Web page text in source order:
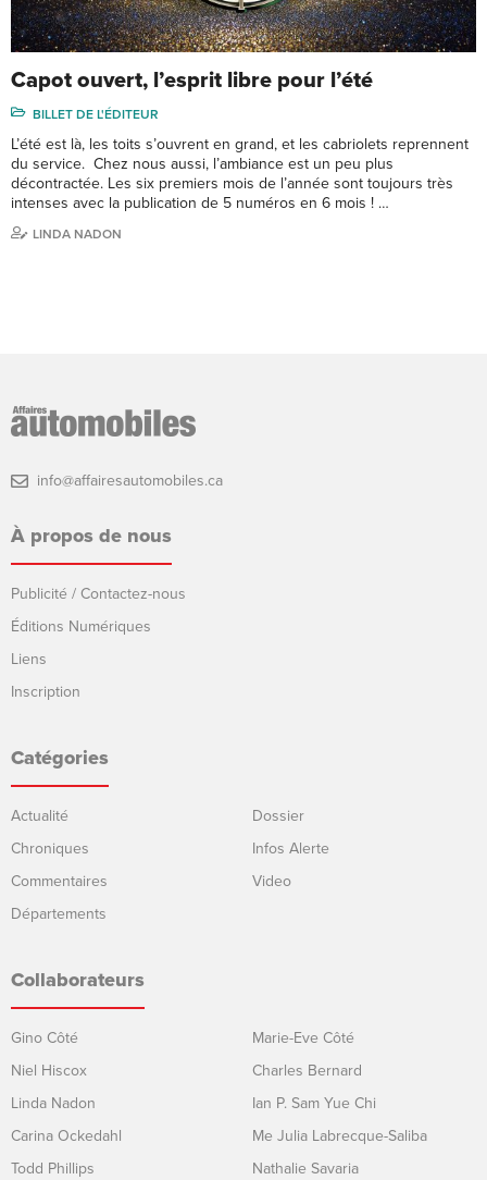
Capot ouvert, l’esprit libre pour l’été
BILLET DE L'ÉDITEUR
L’été est là, les toits s’ouvrent en grand, et les cabriolets reprennent
du service. Chez nous aussi, l’ambiance est un peu plus
décontractée. Les six premiers mois de l’année sont toujours très
intenses avec la publication de 5 numéros en 6 mois ! …
LINDA NADON
info@affairesautomobiles.ca
À propos de nous
Publicité / Contactez-nous
Éditions Numériques
Liens
Inscription
Catégories
Actualité
Chroniques
Commentaires
Départements
Dossier
Infos Alerte
Video
Collaborateurs
Gino Côté
Niel Hiscox
Linda Nadon
Carina Ockedahl
Todd Phillips
Marie-Eve Côté
Charles Bernard
Ian P. Sam Yue Chi
Me Julia Labrecque-Saliba
Nathalie Savaria